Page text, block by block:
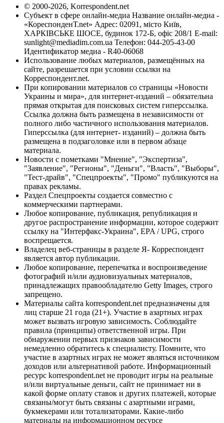
© 2000-2026, Korrespondent.net
Субъект в сфере онлайн-медиа Название онлайн-медиа -
«КореспонденТ.net» Адрес: 02091, місто Київ,
ХАРКІВСЬКЕ ШОСЕ, будинок 172-Б, офіс 208/1 E-mail:
sunlight@mediadim.com.ua Телефон: 044-205-43-00
Идентификатор медиа - R40-06068
Использование любых материалов, размещённых на
сайте, разрешается при условии ссылки на
Корреспондент.net.
При копировании материалов со страницы «Новости
Украины и мира», для интернет-изданий – обязательна
прямая открытая для поисковых систем гиперссылка.
Ссылка должна быть размещена в независимости от
полного либо частичного использования материалов.
Гиперссылка (для интернет- изданий) – должна быть
размещена в подзаголовке или в первом абзаце
материала.
Новости с пометками "Мнение", "Экспертиза",
"Заявление", "Регионы", "Деньги", "Власть", "Выборы",
"Тест-драйв", "Спецпроекты", "Промо" публикуются на
правах рекламы.
Раздел Спецпроекты создается совместно с
коммерческими партнерами.
Любое копирование, публикация, републикация и
другое распространение информации, которое содержит
ссылку на "Интерфакс-Украина", EPA / UPG, строго
воспрещается.
Владелец веб-страницы в разделе Я- Корреспондент
является автор публикации.
Любое копирование, перепечатка и воспроизведение
фотографий и/или аудиовизуальных материалов,
принадлежащих правообладателю Getty Images, строго
запрещено.
Материалы сайта korrespondent.net предназначены для
лиц старше 21 года (21+). Участие в азартных играх
может вызвать игровую зависимость. Соблюдайте
правила (принципы) ответственной игры. При
обнаружении первых признаков зависимости
немедленно обратитесь к специалисту. Помните, что
участие в азартных играх не может являться источником
доходов или альтернативой работе. Информационный
ресурс korrespondent.net не проводит игры на реальные
и/или виртуальные деньги, сайт не принимает ни в
какой форме оплату ставок и других платежей, которые
связаны/могут быть связаны с азартными играми,
букмекерами или тотализаторами. Какие-либо
материалы на информационном ресурсе